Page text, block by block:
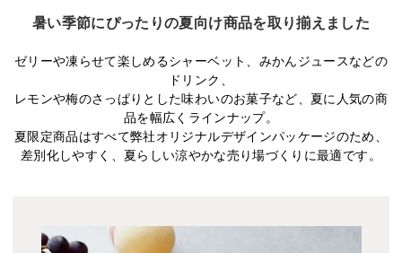
暑い季節にぴったりの夏向け商品を取り揃えました
ゼリーや凍らせて楽しめるシャーベット、みかんジュースなどの
ドリンク、
レモンや梅のさっぱりとした味わいのお菓子など、夏に人気の商
品を幅広くラインナップ。
夏限定商品はすべて弊社オリジナルデザインパッケージのため、
差別化しやすく、夏らしい涼やかな売り場づくりに最適です。